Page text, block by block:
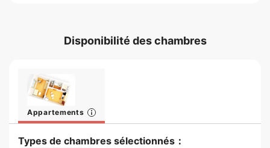
Disponibilité des chambres
Appartements
Types de chambres sélectionnés：